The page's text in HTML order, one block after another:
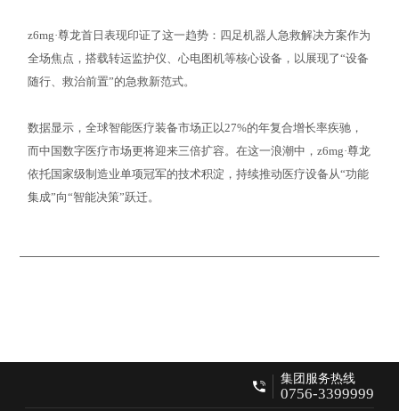
z6mg·尊龙首日表现印证了这一趋势：四足机器人急救解决方案作为
全场焦点，搭载转运监护仪、心电图机等核心设备，以展现了“设备
随行、救治前置”的急救新范式。
数据显示，全球智能医疗装备市场正以27%的年复合增长率疾驰，
而中国数字医疗市场更将迎来三倍扩容。在这一浪潮中，z6mg·尊龙
依托国家级制造业单项冠军的技术积淀，持续推动医疗设备从“功能
集成”向“智能决策”跃迁。
集团服务热线
0756-3399999